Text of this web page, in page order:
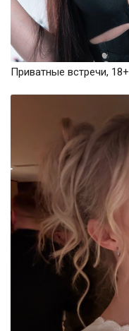
Приватные встречи, 18+